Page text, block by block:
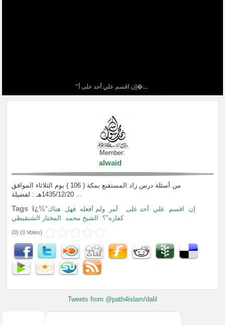
"إن اقسم علي أحد على أ�...
Member:
alwaid
من أسئلة درس زاد المستقنع بمكة ( 106 ) يوم الثلاثاء الموافق
1435/12/20هـ : لفضيلة ...
Tags ï¿½ "إن اقسم علي أحد على أمر ولم أفعله فهل
هناك
كفاره"؟
الشيخ محمد المختار الشنقيطي
(0) (0 Votes)
Tweets from @path4islam/dalil